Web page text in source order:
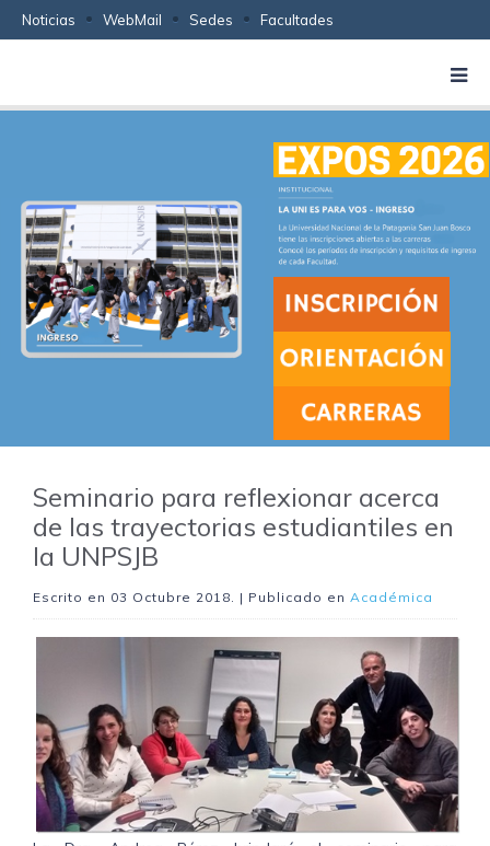
Noticias WebMail Sedes Facultades
Seminario para reflexionar acerca
de las trayectorias estudiantiles en
la UNPSJB
Escrito en 03 Octubre 2018. | Publicado en Académica